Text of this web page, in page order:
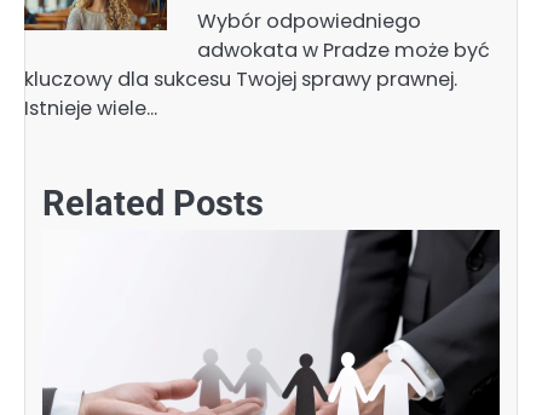
Wybór odpowiedniego
adwokata w Pradze może być
kluczowy dla sukcesu Twojej sprawy prawnej.
Istnieje wiele…
Related Posts